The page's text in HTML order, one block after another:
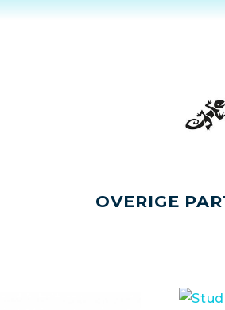
OVERIGE